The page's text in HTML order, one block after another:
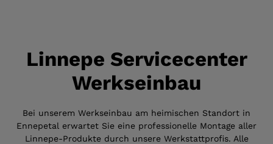
Linnepe Servicecenter
Werkseinbau
Bei unserem Werkseinbau am heimischen Standort in
Ennepetal erwartet Sie eine professionelle Montage aller
Linnepe-Produkte durch unsere Werkstattprofis. Alle